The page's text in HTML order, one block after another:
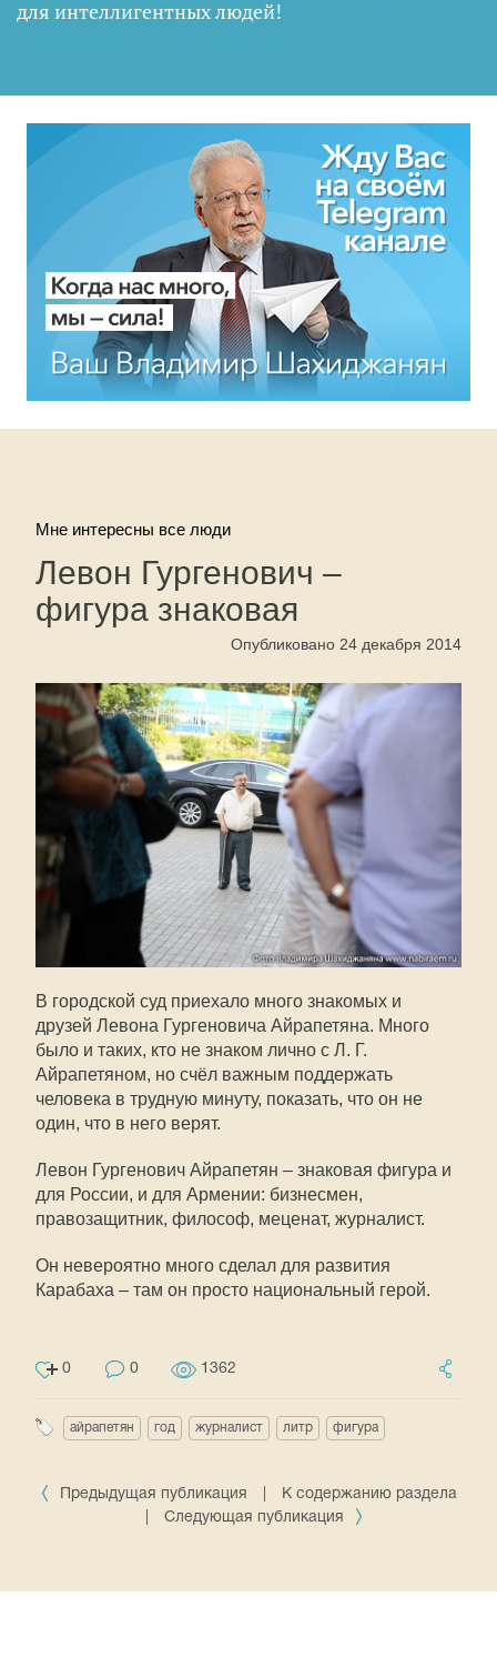
для интеллигентных людей!
Мне интересны все люди
Левон Гургенович –
фигура знаковая
Опубликовано 24 декабря 2014
В городской суд приехало много знакомых и
друзей Левона Гургеновича Айрапетяна. Много
было и таких, кто не знаком лично с Л. Г.
Айрапетяном, но счёл важным поддержать
человека в трудную минуту, показать, что он не
один, что в него верят.
Левон Гургенович Айрапетян – знаковая фигура и
для России, и для Армении: бизнесмен,
правозащитник, философ, меценат, журналист.
Он невероятно много сделал для развития
Карабаха – там он просто национальный герой.
0 0 1362
айрапетян год журналист литр фигура
Предыдущая публикация
К содержанию раздела
Следующая публикация